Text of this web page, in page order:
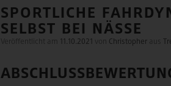
SPORTLICHE
SELBST BEI NÄSSE
11.10.2021 Christopher